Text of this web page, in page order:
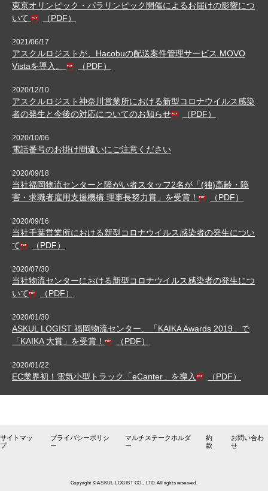
東京オリンピック・パラリンピック開催によるお届けの影響につ
いて
（PDF）
2021/06/17
アスクルロジストが、Hacobuの配送案件管理サービス MOVO
Vistaを導入。
（PDF）
2020/12/10
アスクルロジスト神奈川営業所における新型コロナウイルス感染
者の発生と今後の対応についてのお知らせ
（PDF）
2020/10/06
電話番号のお掛け間違いにご注意ください
2020/09/18
当社福岡物流センターと障がい者スタッフ2名が「(独)高齢・障
害・求職者雇用支援機構 理事長努力賞」を受賞！
（PDF）
2020/09/16
当社千葉営業所における新型コロナウイルス感染者の発生につい
て
（PDF）
2020/07/30
当社物流センターにおける新型コロナウイルス感染者の発生につ
いて
（PDF）
2020/01/30
ASKUL LOGIST 福岡物流センター、「KAIKA Awards 2019」で
「KAIKA 大賞」を受賞！
（PDF）
2020/01/22
EC業界初！電気小型トラック「eCanter」を導入 （PDF）
サイトマッ
プ
プライバシーポリシ
ー
マルチステークホルダ
ー
約
款
お問い合わ
せ
Copyright © ASKUL LOGIST CO., LTD. All rights reserved.